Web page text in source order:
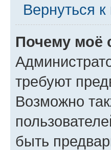
Вернуться к
Почему моё
требуют
Возможно
быть